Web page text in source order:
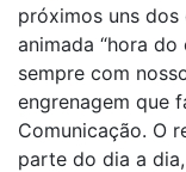
próximos uns
animada “hora
sempre com
engrenagem que
Comunicação. O
parte do dia a